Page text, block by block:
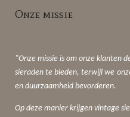
Onze missie
"Onze missie is om onze klanten
sieraden te bieden, terwijl we
en duurzaamheid bevorderen.
Op deze manier krijgen vintage